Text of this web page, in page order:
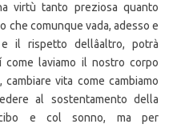
virtù tanto preziosa quanto
che comunque vada, adesso e
e il rispetto dellâaltro, potrà
come laviamo il nostro corpo
vita come cambiamo
al sostentamento della
e col sonno, ma per